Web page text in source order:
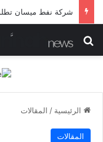
بحث عن
الرئيسية / المقالات
المقالات